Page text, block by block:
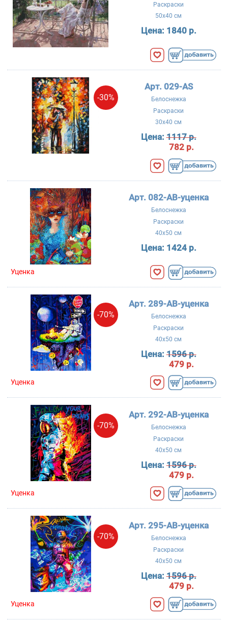
Раскраски
50x40 см
Цена: 1840 р.
-30%
Арт. 029-AS
Белоснежка
Раскраски
30x40 см
Цена:1117 р.
782 р.
Арт. 082-AB-уценка
Белоснежка
Раскраски
40x50 см
Цена: 1424 р.
Уценка
-70%
Арт. 289-AB-уценка
Белоснежка
Раскраски
40x50 см
Цена:1596 р.
479 р.
Уценка
-70%
Арт. 292-AB-уценка
Белоснежка
Раскраски
40x50 см
Цена:1596 р.
479 р.
Уценка
-70%
Арт. 295-AB-уценка
Белоснежка
Раскраски
40x50 см
Цена:1596 р.
479 р.
Уценка